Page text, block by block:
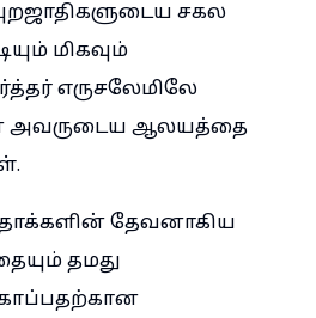
சகல
மிகவும்
எருசலேமிலே
அவருடைய ஆலயத்தை
தேவனாகிய
தமது